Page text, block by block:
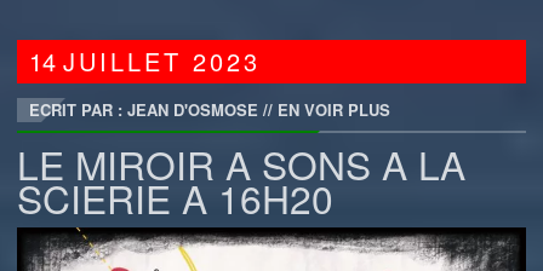
14JUILLET2023
ECRIT PAR : JEAN D'OSMOSE // EN VOIR PLUS
LE MIROIR A SONS A LA
SCIERIE A 16H20